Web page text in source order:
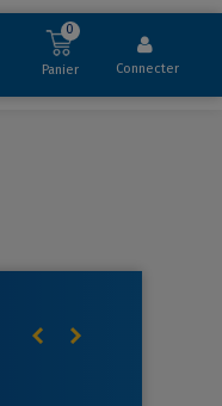
Panier
0
Connecter